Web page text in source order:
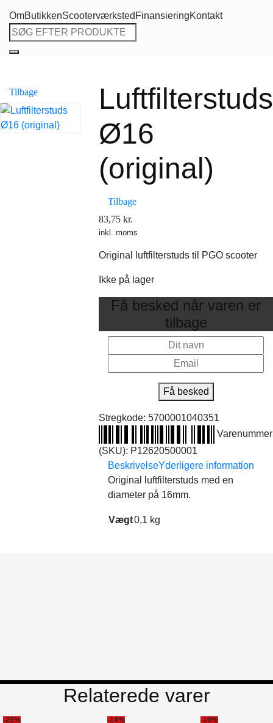
OmButikkenScooterværksted FinansieringKontakt
Søg
efter:
Tilbage
Luftfilterstuds
Ø16
(original)
Tilbage
83,75 kr.
inkl. moms
Original luftfilterstuds til PGO scooter
Ikke på lager
Få besked når varen er
tilbage
Få besked
Stregkode: 5700001040351
Varenummer
(SKU): P12620500001
BeskrivelseYderligere information
Original luftfilterstuds med en
diameter på 16mm.
Vægt0,1 kg
Relaterede varer
-25% -14% -10%